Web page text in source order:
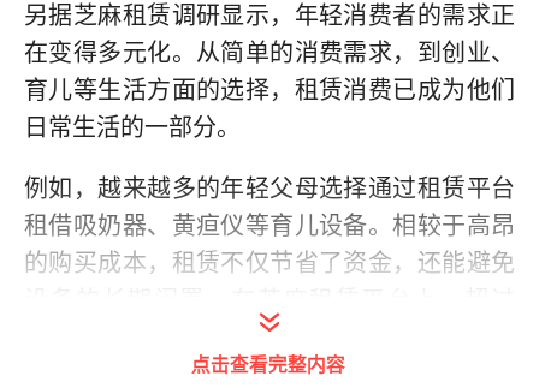
另据芝麻租赁调研显示，年轻消费者的需求正
在变得多元化。从简单的消费需求，到创业、
育儿等生活方面的选择，租赁消费已成为他们
日常生活的一部分。
例如，越来越多的年轻父母选择通过租赁平台
租借吸奶器、黄疸仪等育儿设备。相较于高昂
的购买成本，租赁不仅节省了资金，还能避免
1000个家庭选择租借吸奶器，500多个家庭选
择租借黄疸仪，反映出年轻一代对“轻资产”育
点击查看完整内容